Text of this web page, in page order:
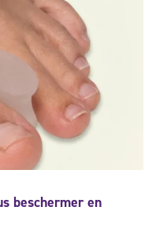
beschermer en